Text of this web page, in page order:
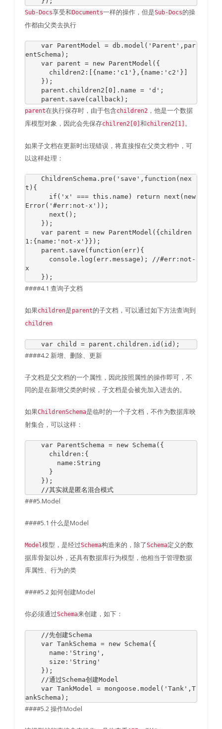
Sub-Docs享受和 Documents一样的操作，但是Sub-Docs的操
作都由父类去执行
var ParentModel = db . model ( 'Parent' , par
entSchema );
var parent = new ParentModel ({
      children2
:[{ name : 'c1' },{ name : 'c2' }]
});
    parent
. children2 0 ]. name = 'd' ;
    parent
. save ( callback );
parent在执行保存时，由于包含children2 ，他是一个数据
库模型对象，因此会先保存chilren2[0] 和chilren2[1] 。
如果子文档在更新时出现错误，将直接报在父类文档中，可
以这样处理：
ChildrenSchema . pre ( 'save' , function ( nex
t ){
if ( 'x' === this . name ) return next ( new
Error( '#err:not-x' ));
next ();
});
var parent = new ParentModel ({ children
1 :{ name : 'not-x' }});
    parent
. save ( function ( err ){
      console
. log ( err . message );
//#err:not-
x
});
####4.1 查询子文档
如果children是parent的子文档，可以通过如下方法查询到
children
var child = parent . children . id ( id );
####4.2 新增、删除、更新
子文档是父文档的一个属性，因此按照属性的操作即可，不
同的是在新增父类的时候，子文档是会被先加入进去的。
如果ChildrenSchema是临时的一个子文档，不作为数据库映
射集合，可以这样：
var ParentSchema = new Schema ({
      children
:{
        name
: String
}
});
//其实就是匿名混合模式
###5.Model
####5.1 什么是Model
Model模型，是经过Schema构造来的，除了Schema定义的数
据库骨架以外，还具有数据库行为模型，他相当于管理数据
库属性、行为的类
####5.2 如何创建Model
你必须通过Schema来创建，如下：
//先创建Schema
var TankSchema = new Schema ({
      name
: 'String' ,
      size
: 'String'
});
//通过Schema创建Model
var TankModel = mongoose . model ( 'Tank' , T
ankSchema );
####5.2 操作Model